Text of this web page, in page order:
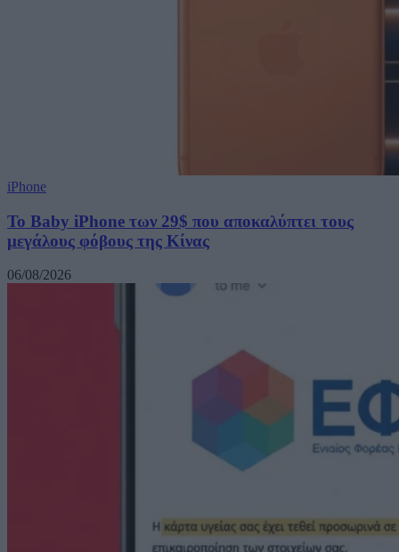
iPhone
Το Baby iPhone των 29$ που αποκαλύπτει τους
μεγάλους φόβους της Κίνας
06/08/2026